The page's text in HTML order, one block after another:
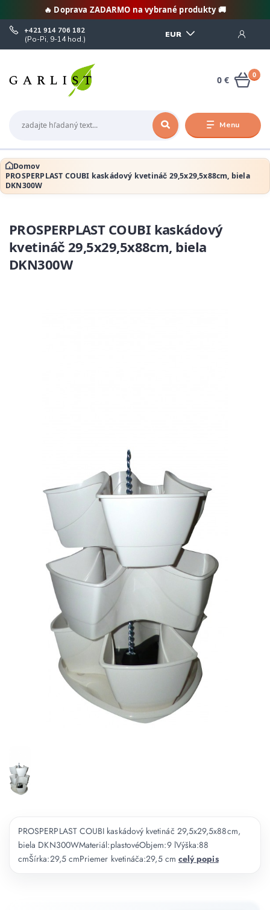
🔥 Doprava ZADARMO na vybrané produkty 🚚
Menu
EUR
+421 914 706 182
(Po-Pi, 9-14 hod.)
0
0 €
Domov
PROSPERPLAST COUBI kaskádový kvetináč 29,5x29,5x88cm, biela
DKN300W
PROSPERPLAST COUBI kaskádový
kvetináč 29,5x29,5x88cm, biela
DKN300W
PROSPERPLAST COUBI kaskádový kvetináč 29,5x29,5x88cm,
biela DKN300WMateriál:plastovéObjem:9 lVýška:88
cmŠírka:29,5 cmPriemer kvetináča:29,5 cm celý popis